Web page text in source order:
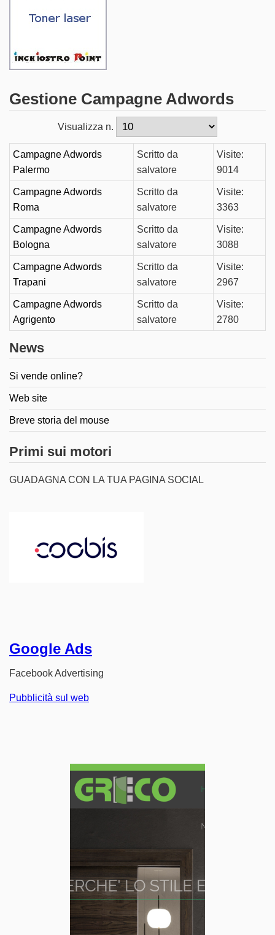
Gestione Campagne Adwords
Visualizza n.
Campagne Adwords
Palermo
Scritto da
salvatore
Visite:
9014
Campagne Adwords
Roma
Scritto da
salvatore
Visite:
3363
Campagne Adwords
Bologna
Scritto da
salvatore
Visite:
3088
Campagne Adwords
Trapani
Scritto da
salvatore
Visite:
2967
Campagne Adwords
Agrigento
Scritto da
salvatore
Visite:
2780
News
Si vende online?
Web site
Breve storia del mouse
Primi sui motori
GUADAGNA CON LA TUA PAGINA SOCIAL
Google Ads
Facebook Advertising
Pubblicità sul web